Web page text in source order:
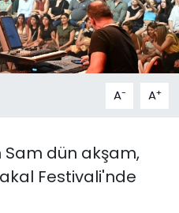
A- A+
Sam dün akşam,
Festivali'nde